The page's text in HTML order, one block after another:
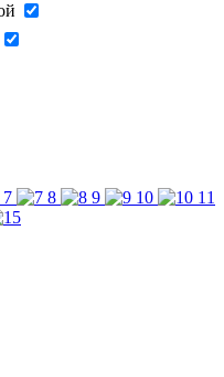
7 8 9 10
11